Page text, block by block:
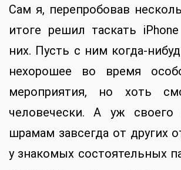
Сам я, перепробовав
итоге решил таскать
них. Пусть с ним когда-
нехорошее во время
мероприятия, но хоть
человечески. А уж
шрамам завсегда от других
у знакомых состоятельных